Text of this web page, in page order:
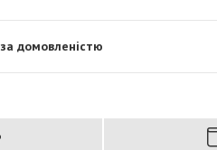
за домовленістю